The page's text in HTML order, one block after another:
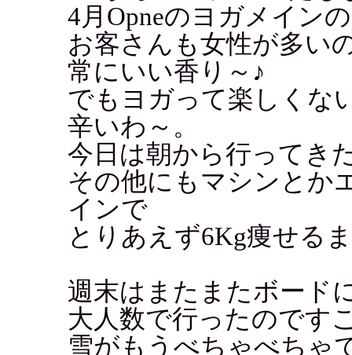
4月Opneのヨガメイン
お客さんも女性が多い
常にいい香り～♪
でもヨガって楽しくな
辛いわ～。
今日は朝から行ってき
その他にもマシンとか
インで
とりあえず6Kg痩せる
週末はまたまたボード
大人数で行ったのです
雪がもうべちゃべちゃ